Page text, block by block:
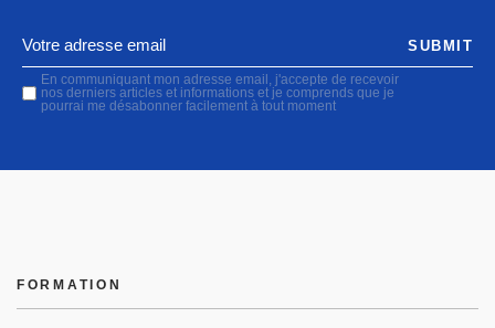
En communiquant mon adresse email, j'accepte de recevoir
nos derniers articles et informations et je comprends que je
pourrai me désabonner facilement à tout moment
SUBMIT
FORMATION